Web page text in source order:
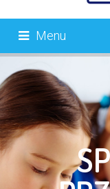
Menu